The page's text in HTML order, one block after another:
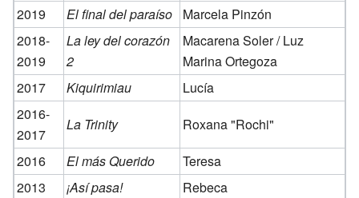
2019
El final del paraíso
Marcela Pinzón
2018-
2019
La ley del corazón
2
Macarena Soler / Luz
Marina Ortegoza
2017
Kiquirimiau
Lucía
2016-
2017
La Trinity
Roxana "Rochi"
2016
El más Querido
Teresa
2013
¡Así pasa! Rebeca